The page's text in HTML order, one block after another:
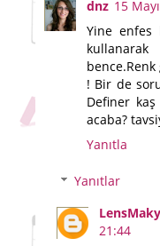
dnz 15
Yine enfes
! Bir de
Definer
acaba?
Yanıtla
Yanıtlar
21:44